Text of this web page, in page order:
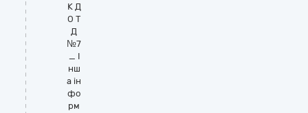
К Д
О Т
Д
№7
_ І
нш
а ін
фо
рм